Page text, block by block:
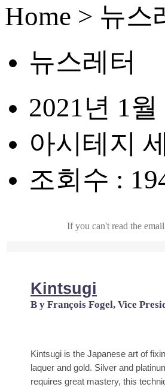
Home > 뉴스
뉴스레터
2021년 1월
아시테지
조회수 :
If you can't read the
Kintsugi
B y François Fogel, Vice
Kintsugi is the Japanese art of
laquer and gold. Silver and
requires great mastery, this